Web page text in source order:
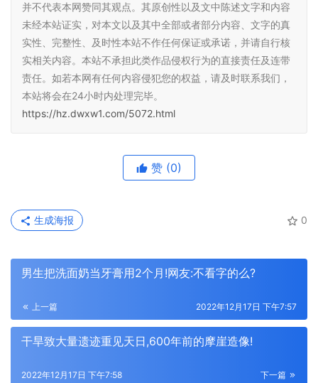
并不代表本网赞同其观点。其原创性以及文中陈述文字和内容
未经本站证实，对本文以及其中全部或者部分内容、文字的真
实性、完整性、及时性本站不作任何保证或承诺，并请自行核
实相关内容。本站不承担此类作品侵权行为的直接责任及连带
责任。如若本网有任何内容侵犯您的权益，请及时联系我们，
本站将会在24小时内处理完毕。
https://hz.dwxw1.com/5072.html
赞 (0)
0
生成海报
男生把洗面奶当牙膏用2个月!网友:不看字的么?
上一篇 2022年12月17日 下午7:57
干旱致大量遗迹重见天日,600年前的摩崖造像!
下一篇
2022年12月17日 下午7:58